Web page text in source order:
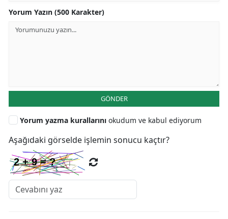
Yorum Yazın (500 Karakter)
GÖNDER
Yorum yazma kurallarını okudum ve kabul ediyorum
Aşağıdaki görselde işlemin sonucu kaçtır?